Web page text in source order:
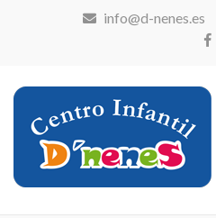
info@d-nenes.es